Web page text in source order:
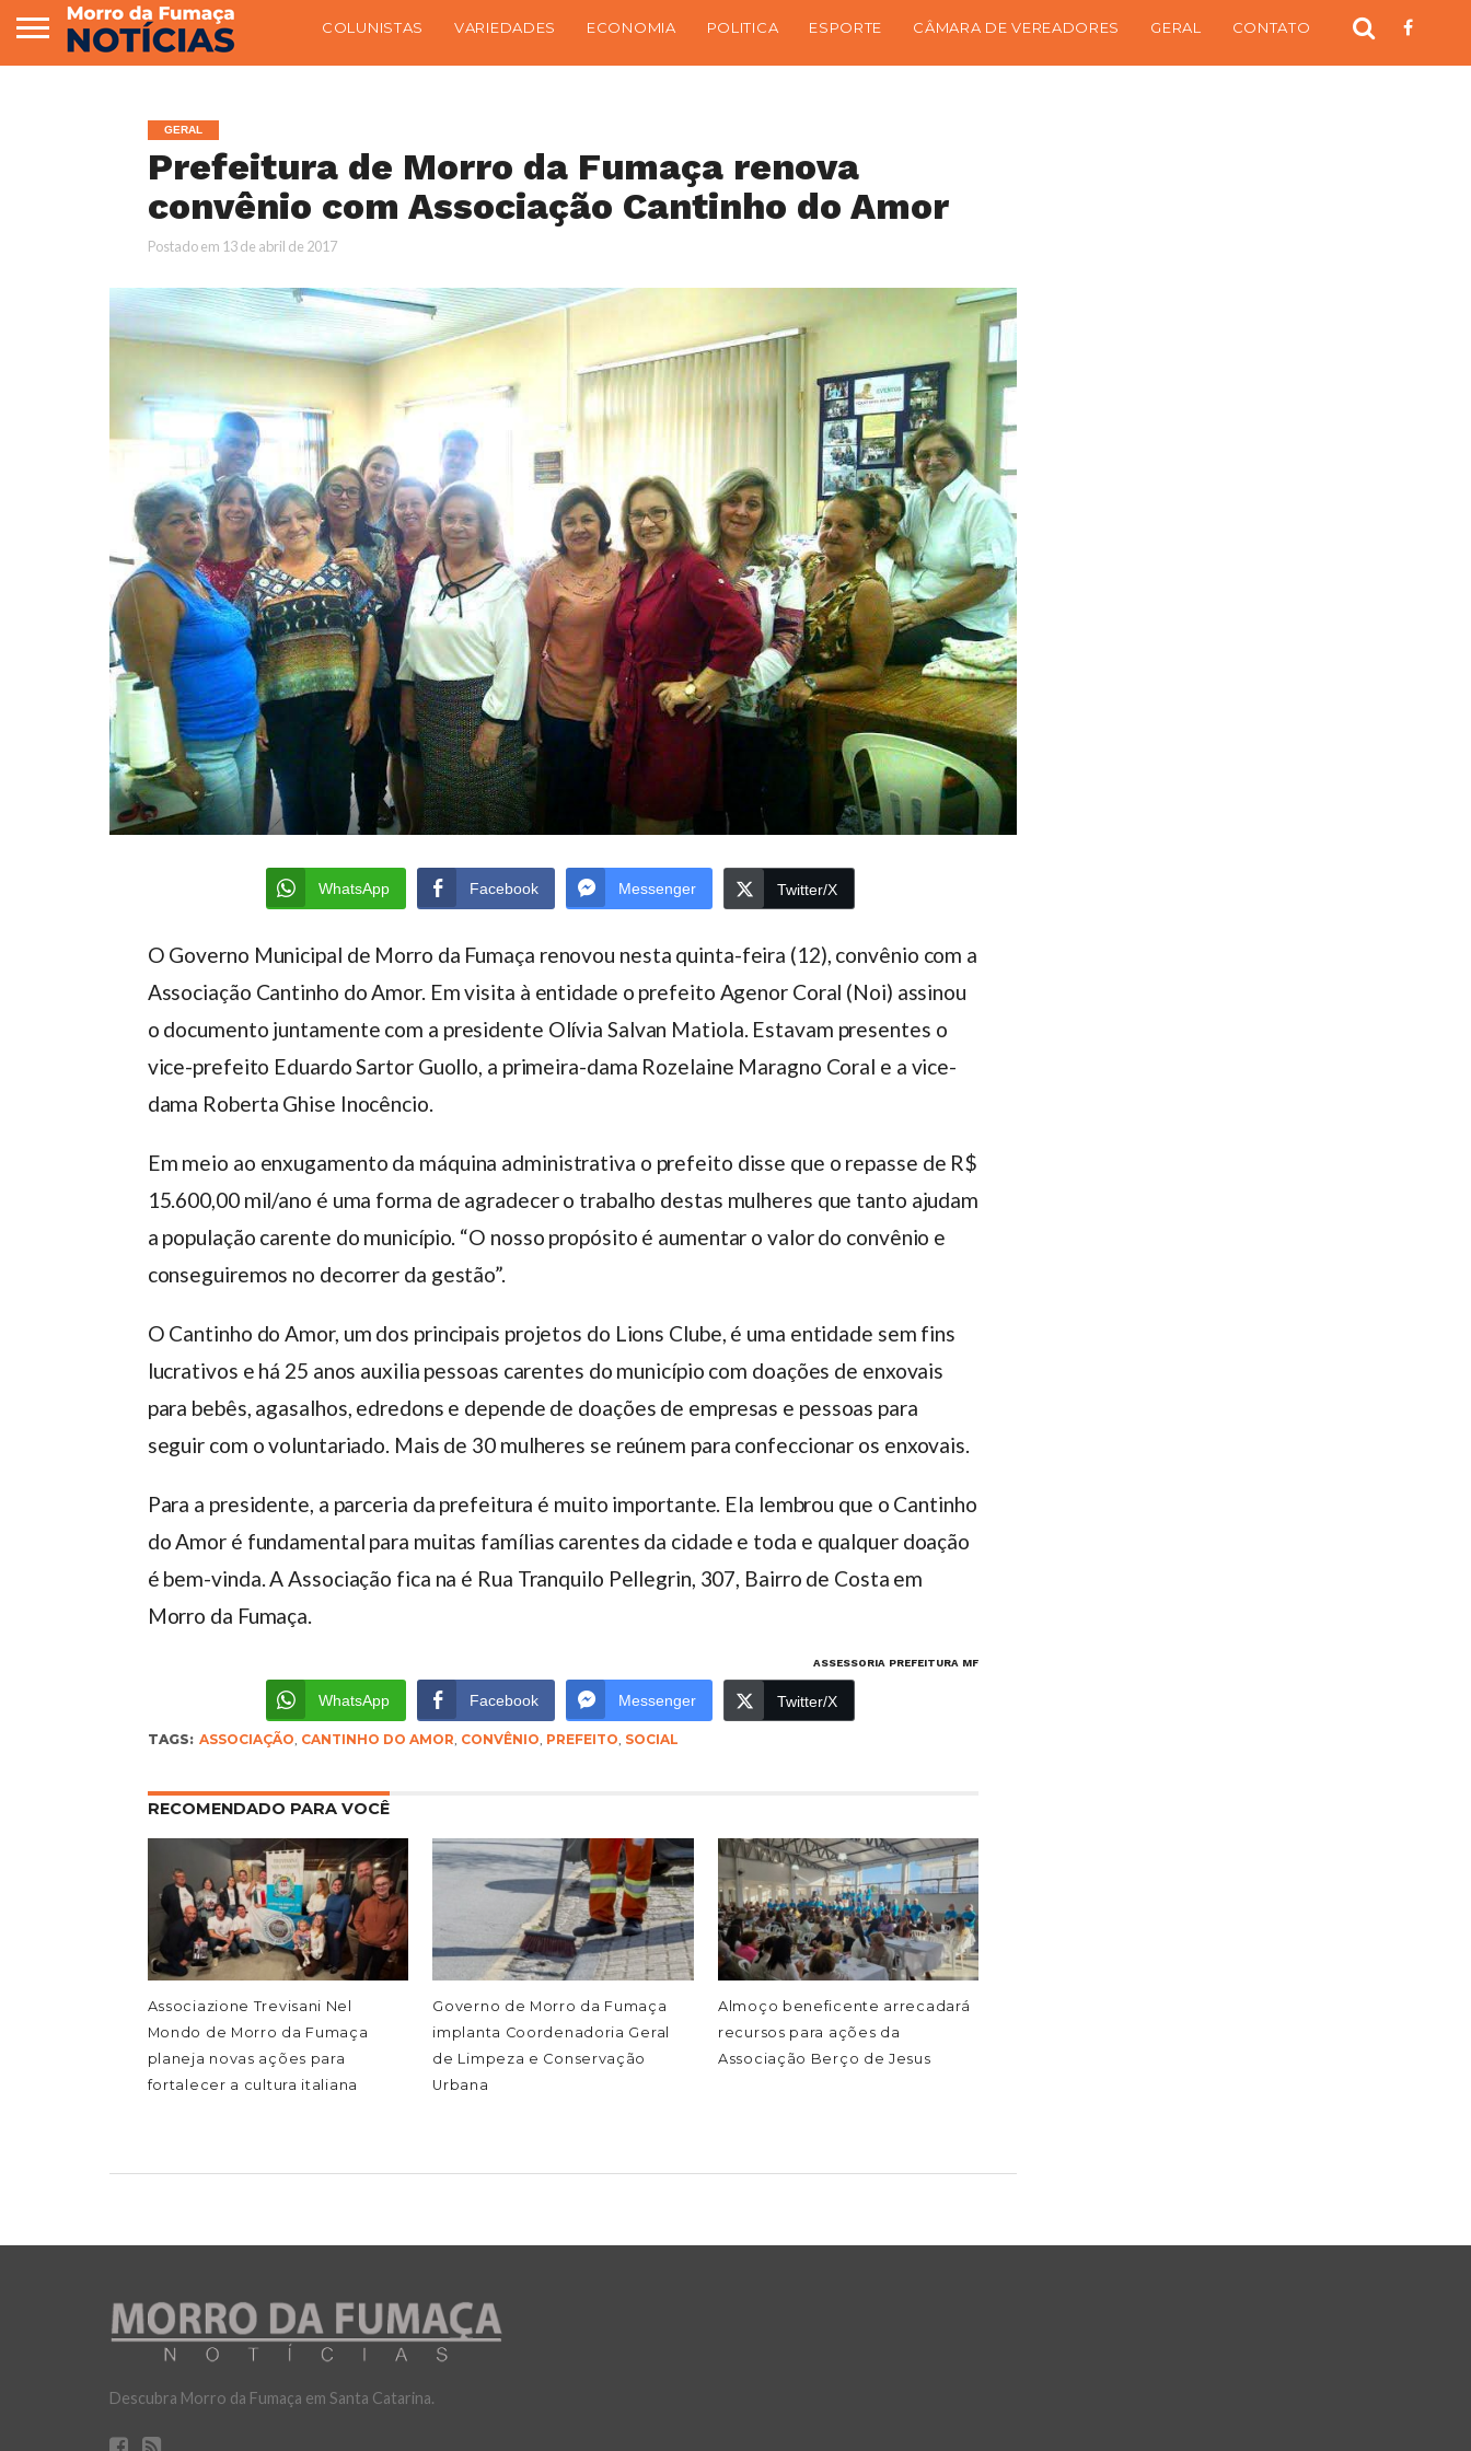
COLUNISTAS VARIEDADES ECONOMIA POLITICA ESPORTE CÂMARA DE VEREADORES GERAL CONTATO
GERAL
Prefeitura de Morro da Fumaça renova
convênio com Associação Cantinho do Amor
Postado em 13 de abril de 2017
WhatsApp Facebook Messenger Twitter/X
O Governo Municipal de Morro da Fumaça renovou nesta quinta-feira (12), convênio com a
Associação Cantinho do Amor. Em visita à entidade o prefeito Agenor Coral (Noi) assinou
o documento juntamente com a presidente Olívia Salvan Matiola. Estavam presentes o
vice-prefeito Eduardo Sartor Guollo, a primeira-dama Rozelaine Maragno Coral e a vice-
dama Roberta Ghise Inocêncio.
Em meio ao enxugamento da máquina administrativa o prefeito disse que o repasse de R$
15.600,00 mil/ano é uma forma de agradecer o trabalho destas mulheres que tanto ajudam
a população carente do município. “O nosso propósito é aumentar o valor do convênio e
conseguiremos no decorrer da gestão”.
O Cantinho do Amor, um dos principais projetos do Lions Clube, é uma entidade sem fins
lucrativos e há 25 anos auxilia pessoas carentes do município com doações de enxovais
para bebês, agasalhos, edredons e depende de doações de empresas e pessoas para
seguir com o voluntariado. Mais de 30 mulheres se reúnem para confeccionar os enxovais.
Para a presidente, a parceria da prefeitura é muito importante. Ela lembrou que o Cantinho
do Amor é fundamental para muitas famílias carentes da cidade e toda e qualquer doação
é bem-vinda. A Associação fica na é Rua Tranquilo Pellegrin, 307, Bairro de Costa em
Morro da Fumaça.
ASSESSORIA PREFEITURA MF
WhatsApp Facebook Messenger Twitter/X
TAGS: ASSOCIAÇÃO, CANTINHO DO AMOR, CONVÊNIO, PREFEITO, SOCIAL
RECOMENDADO PARA VOCÊ
Associazione Trevisani Nel
Mondo de Morro da Fumaça
planeja novas ações para
fortalecer a cultura italiana
Governo de Morro da Fumaça
implanta Coordenadoria Geral
de Limpeza e Conservação
Urbana
Almoço beneficente arrecadará
recursos para ações da
Associação Berço de Jesus
Descubra Morro da Fumaça em Santa Catarina.